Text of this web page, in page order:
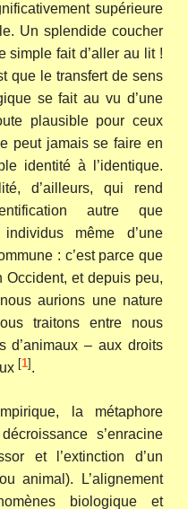
supérieure
Un splendide coucher
simple fait d’aller au lit !
que le transfert de sens
se fait au vu d’une
plausible pour ceux
peut jamais se faire en
identité à l’identique.
d’ailleurs, qui rend
autre que
même d’une
: c’est parce que
et depuis peu,
aurions une nature
traitons entre nous
d’animaux – aux droits
[1].
la métaphore
s’enracine
et l’extinction d’un
animal). L’alignement
biologique et